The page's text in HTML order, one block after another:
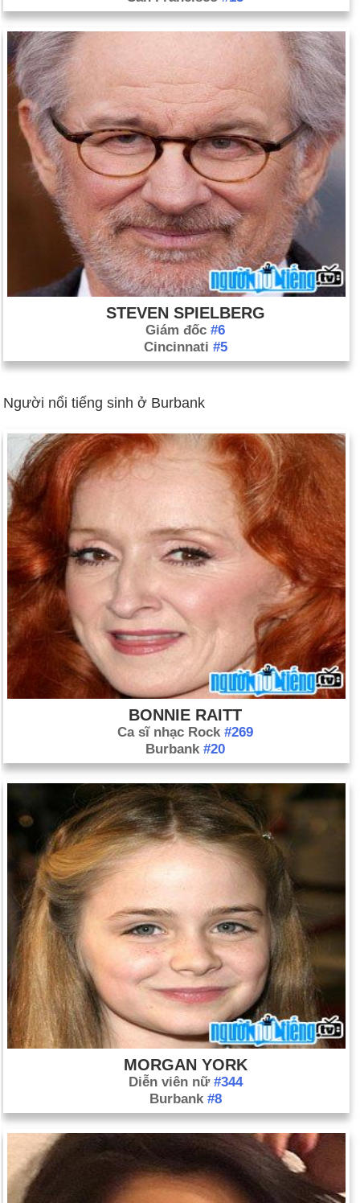
STEVEN SPIELBERG
Giám đốc #6
Cincinnati #5
Người nổi tiếng sinh ở Burbank
BONNIE RAITT
Ca sĩ nhạc Rock #269
Burbank #20
MORGAN YORK
Diễn viên nữ #344
Burbank #8